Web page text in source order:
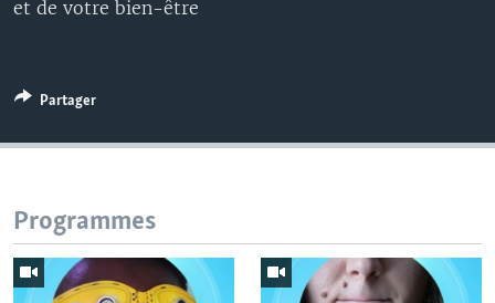
et de votre bien-être
Partager
Programmes